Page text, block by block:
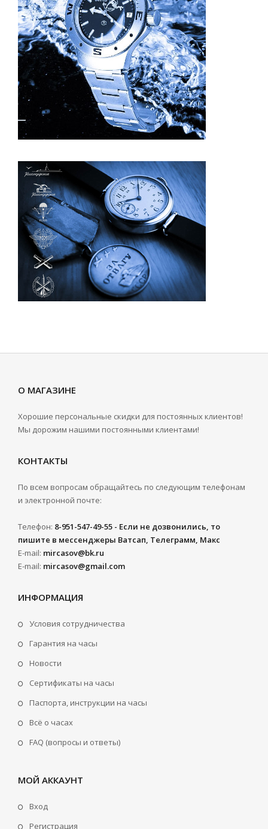
О МАГАЗИНЕ
Хорошие персональные скидки для постоянных клиентов!
Мы дорожим нашими постоянными клиентами!
КОНТАКТЫ
По всем вопросам обращайтесь по следующим телефонам
и электронной почте:
Телефон: 8-951-547-49-55 - Если не дозвонились, то
пишите в мессенджеры Ватсап, Телеграмм, Макс
E-mail: mircasov@bk.ru
E-mail: mircasov@gmail.com
ИНФОРМАЦИЯ
Условия сотрудничества
Гарантия на часы
Новости
Сертификаты на часы
Паспорта, инструкции на часы
Всё о часах
FAQ (вопросы и ответы)
МОЙ АККАУНТ
Вход
Регистрация